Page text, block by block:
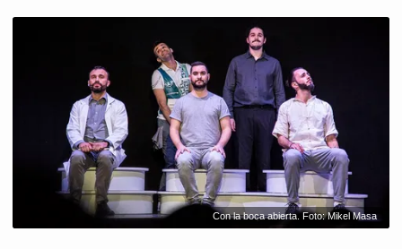
Con la boca abierta. Foto: Mikel Masa